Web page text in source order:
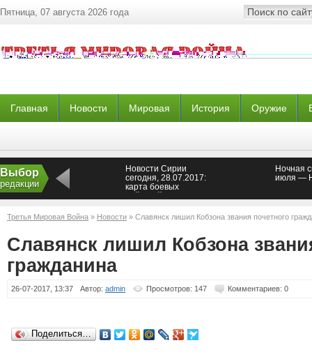
Пятница, 07 августа 2026 года
Главная Новости Мировая История Оружие
Выбор
редакции
Новости Сирии
сегодня, 28.07.2017:
карта боевых
Сирии сегодня, 28
июля 2017
Ночная
июля —
Третья Мировая Война » Новости » Славянск лишил Кобзона звания почетного
Славянск лишил Кобзона
гражданина
26-07-2017, 13:37 Автор: admin Просмотров: 147 Комментариев: 0
Поделиться…